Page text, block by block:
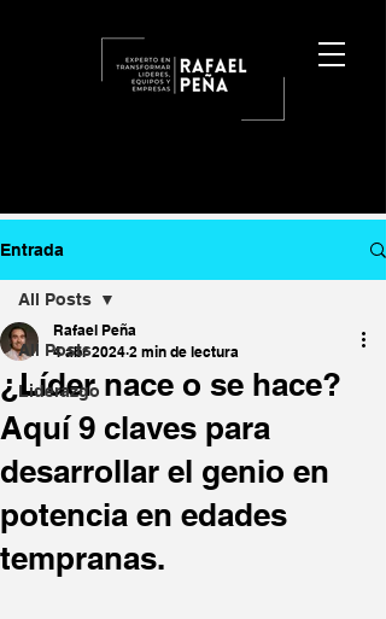
Entrada
All Posts
Liderazgo
All Posts
¿Líder nace o se hace?
Aquí 9 claves para
desarrollar el genio en
potencia en edades
tempranas.
Rafael Peña
4 abr 2024 2 min de lectura